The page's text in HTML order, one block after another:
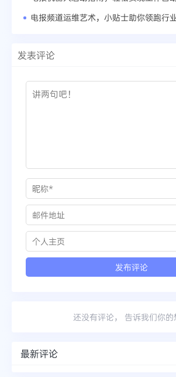
电报频道运维艺术，小贴士助你领跑行
发表评论
还没有评论， 告诉我们你的
最新评论